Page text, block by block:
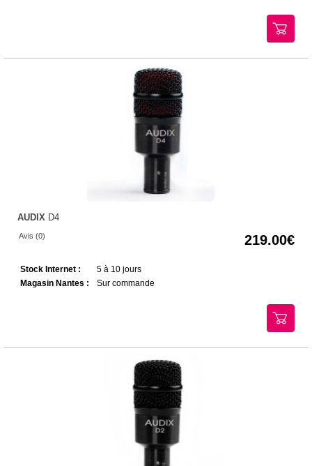
AUDIX D4
Avis (0) 219.00
Stock Internet :
5 à 10 jours
Magasin Nantes :
Sur commande